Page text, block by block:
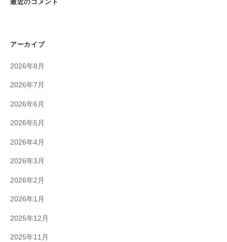
最近のコメント
アーカイブ
2026年8月
2026年7月
2026年6月
2026年5月
2026年4月
2026年3月
2026年2月
2026年1月
2025年12月
2025年11月